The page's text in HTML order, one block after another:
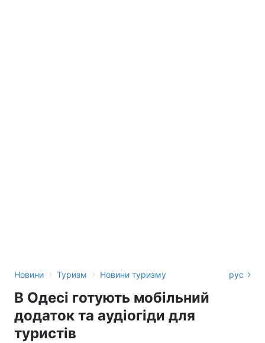
Новини › Туризм › Новини туризму рус
В Одесі готують мобільний
додаток та аудіогіди для
туристів